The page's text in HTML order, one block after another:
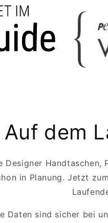
Auf dem
Designer Handtaschen,
in Planung. Jetzt
Daten sind sicher bei